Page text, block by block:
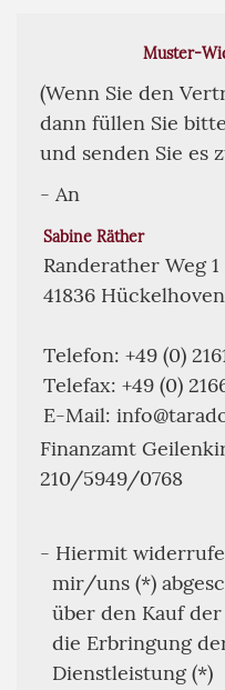
Muster-
(Wenn Sie den
dann füllen Sie
und senden Sie es
- An
Sabine Räther
Randerather Weg 1
41836 Hückelhoven
Telefon: +49 (0)
Telefax: +49 (0)
E-Mail:
Finanzamt
210/5949/0768
- Hiermit
mir/uns (*)
über den Kauf
die Erbringung
Dienstleistung (*)